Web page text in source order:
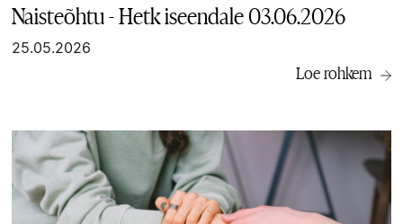
Naisteõhtu - Hetk iseendale 03.06.2026
25.05.2026
Loe rohkem